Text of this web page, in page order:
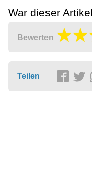
War dieser
Bewerten
Teilen